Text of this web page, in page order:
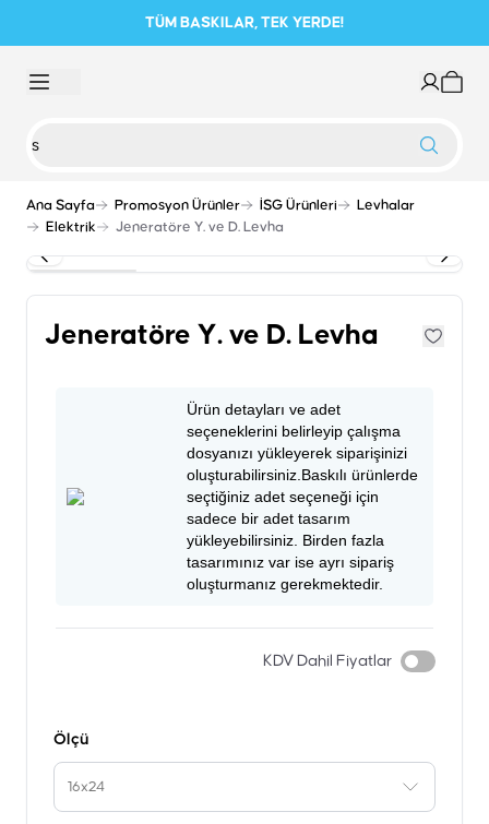
TÜM BASKILAR, TEK YERDE!
Ana Sayfa Promosyon Ürünler İSG Ürünleri
Levhalar
Elektrik
Jeneratöre Y. ve D. Levha
Jeneratöre Y. ve D. Levha
Ürün detayları ve adet
seçeneklerini belirleyip çalışma
dosyanızı yükleyerek siparişinizi
oluşturabilirsiniz.Baskılı ürünlerde
seçtiğiniz adet seçeneği için
sadece bir adet tasarım
yükleyebilirsiniz. Birden fazla
tasarımınız var ise ayrı sipariş
oluşturmanız gerekmektedir.
KDV Dahil Fiyatlar
Ölçü
16x24